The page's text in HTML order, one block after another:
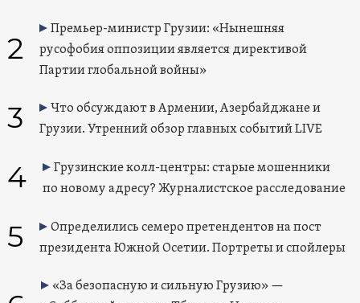
2
Премьер-министр Грузии: «Нынешняя
русофобия оппозиции является директивой
Партии глобальной войны»
3
Что обсуждают в Армении, Азербайджане и
Грузии. Утренний обзор главных событий LIVE
4
Грузинские колл-центры: старые мошенники
по новому адресу? Журналистское расследование
5
Определились семеро претендентов на пост
президента Южной Осетии. Портреты и спойлеры
«За безопасную и сильную Грузию» —